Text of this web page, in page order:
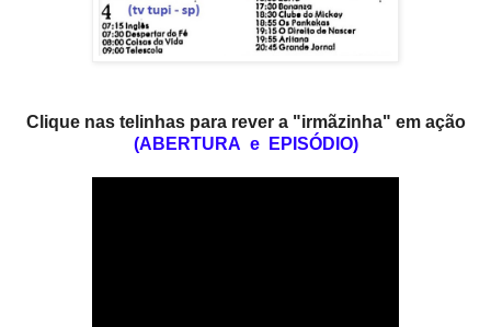
Clique nas telinhas para rever a "irmãzinha" em ação
(ABERTURA e EPISÓDIO)